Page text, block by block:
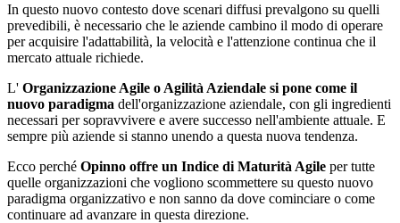
In questo nuovo contesto dove scenari diffusi prevalgono su quelli
prevedibili, è necessario che le aziende cambino il modo di operare
per acquisire l'adattabilità, la velocità e l'attenzione continua che il
mercato attuale richiede.
L' Organizzazione Agile o Agilità Aziendale si pone come il
nuovo paradigma dell'organizzazione aziendale, con gli ingredienti
necessari per sopravvivere e avere successo nell'ambiente attuale. E
sempre più aziende si stanno unendo a questa nuova tendenza.
Ecco perché Opinno offre un Indice di Maturità Agile per tutte
quelle organizzazioni che vogliono scommettere su questo nuovo
paradigma organizzativo e non sanno da dove cominciare o come
continuare ad avanzare in questa direzione.